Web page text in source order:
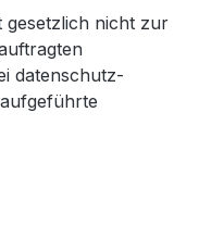
gesetzlich nicht zur
datenschutz-